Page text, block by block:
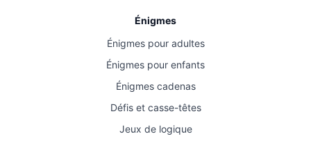
Énigmes
Énigmes pour adultes
Énigmes pour enfants
Énigmes cadenas
Défis et casse-têtes
Jeux de logique